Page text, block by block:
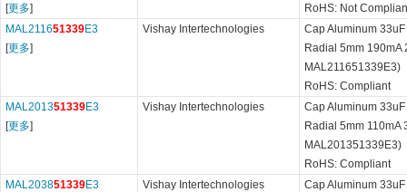
[更多]
RoHS: Not
MAL211651339E3
[更多]
Vishay Intertechnologies
Cap Aluminum
Radial 5mm 190mA
MAL211651339E3)
RoHS: Compliant
MAL201351339E3
[更多]
Vishay Intertechnologies
Cap Aluminum
Radial 5mm 110mA
MAL201351339E3)
RoHS: Compliant
MAL203851339E3
Vishay Intertechnologies
Cap Aluminum